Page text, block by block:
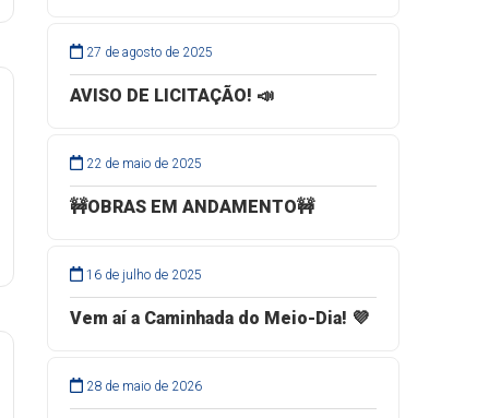
27 de agosto de 2025
AVISO DE LICITAÇÃO! 📣
22 de maio de 2025
🚧OBRAS EM ANDAMENTO🚧
16 de julho de 2025
Vem aí a Caminhada do Meio-Dia! 💜
28 de maio de 2026